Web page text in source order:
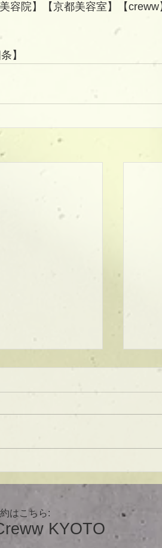
容院】【京都美容室】【creww
】
【ぱつっとボ
とまるボブを提供
きがあります。
らない方はご相談
活用下さいませ。...
ュ！
はこちら:
KYOTO